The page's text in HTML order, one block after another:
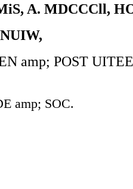
A. MDCCCll,
amp; POST
amp; SOC.